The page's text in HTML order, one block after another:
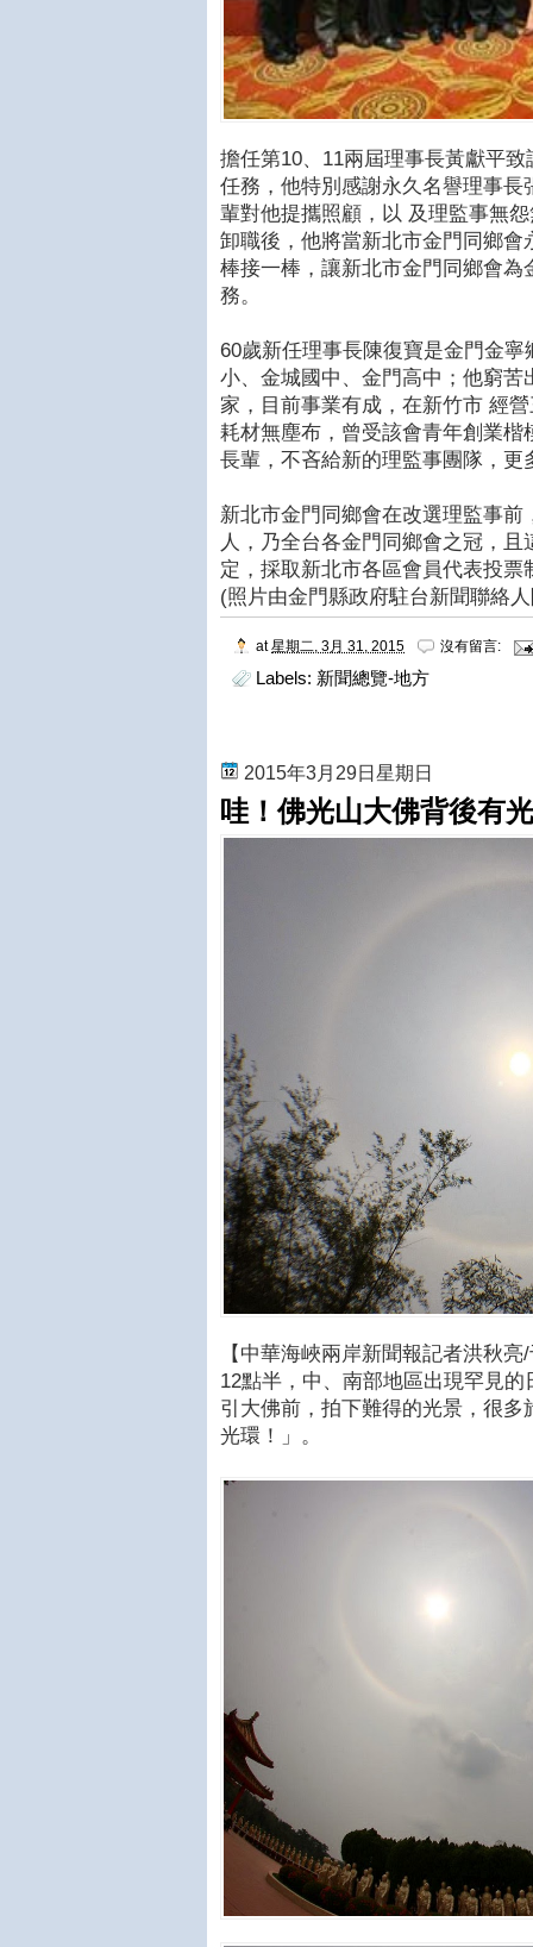
擔任第10、11兩屆理事長黃獻平
任務，他特別感謝永久名譽理事
輩對他提攜照顧，以 及理監事無
卸職後，他將當新北市金門同鄉
棒接一棒，讓新北市金門同鄉會
務。
60歲新任理事長陳復寶是金門金
小、金城國中、金門高中；他窮
家，目前事業有成，在新竹市 經
耗材無塵布，曾受該會青年創業
長輩，不吝給新的理監事團隊，更
新北市金門同鄉會在改選理監事
人，乃全台各金門同鄉會之冠，
定，採取新北市各區會員代表投
(照片由金門縣政府駐台新聞聯絡
at星期二, 3月 31, 2015 沒有留言:
Labels: 新聞總覽-地方
2015年3月29日星期日
哇！佛光山大佛背後有
【中華海峽兩岸新聞報記者洪秋
12點半，中、南部地區出現罕見
引大佛前，拍下難得的光景，很
光環！」。